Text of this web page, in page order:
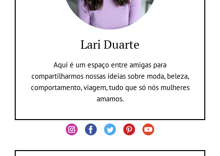
Lari Duarte
Aqui é um espaço entre amigas para
compartilharmos nossas ideias sobre moda, beleza,
comportamento, viagem, tudo que só nós mulheres
amamos.